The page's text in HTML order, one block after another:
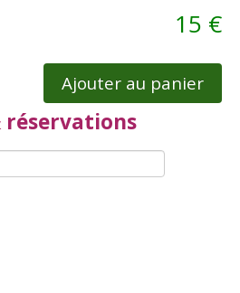
15 €
Ajouter au panier
réservations